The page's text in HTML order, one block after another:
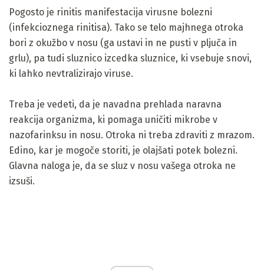
Pogosto je rinitis manifestacija virusne bolezni
(infekcioznega rinitisa). Tako se telo majhnega otroka
bori z okužbo v nosu (ga ustavi in ​​ne pusti v pljuča in
grlu), pa tudi sluznico izcedka sluznice, ki vsebuje snovi,
ki lahko nevtralizirajo viruse.
Treba je vedeti, da je navadna prehlada naravna
reakcija organizma, ki pomaga uničiti mikrobe v
nazofarinksu in nosu. Otroka ni treba zdraviti z mrazom.
Edino, kar je mogoče storiti, je olajšati potek bolezni.
Glavna naloga je, da se sluz v nosu vašega otroka ne
izsuši.